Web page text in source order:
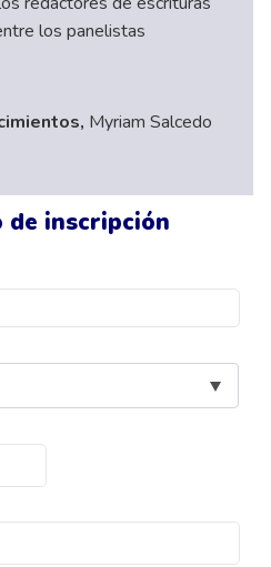
de inscripción
los panelistas
Myriam Salcedo